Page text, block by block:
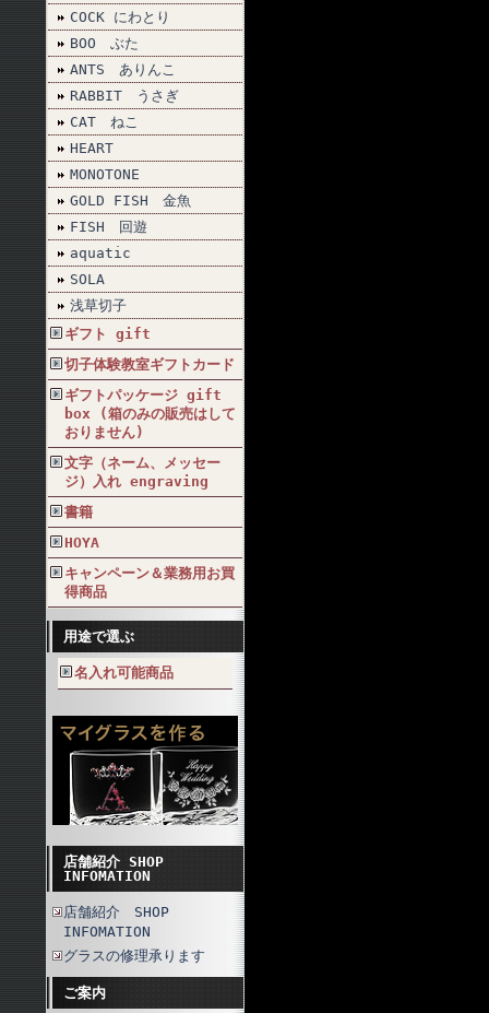
COCK にわとり
BOO ぶた
ANTS ありんこ
RABBIT うさぎ
CAT ねこ
HEART
MONOTONE
GOLD FISH 金魚
FISH 回遊
aquatic
SOLA
浅草切子
ギフト gift
切子体験教室ギフトカード
ギフトパッケージ gift
box (箱のみの販売はして
おりません)
文字（ネーム、メッセー
ジ）入れ engraving
書籍
HOYA
キャンペーン＆業務用お買
得商品
用途で選ぶ
名入れ可能商品
店舗紹介 SHOP
INFOMATION
店舗紹介 SHOP
INFOMATION
グラスの修理承ります
ご案内